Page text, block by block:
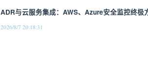
ADR与云服务集成：AWS、Azure安全监控终极
2026/8/7 20:18:31